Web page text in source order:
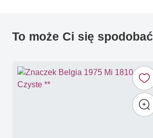
To może Ci się spodobać